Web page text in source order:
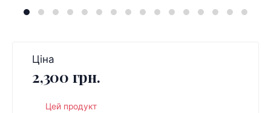
Ціна
2,300 грн.
Цей продукт